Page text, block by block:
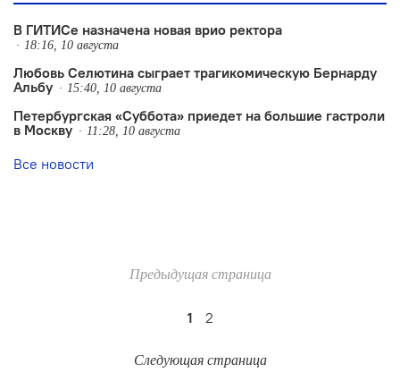
В ГИТИСе назначена новая врио ректора
18:16, 10 августа
Любовь Селютина сыграет трагикомическую Бернарду
Альбу
15:40, 10 августа
Петербургская «Суббота» приедет на большие гастроли
в Москву
11:28, 10 августа
Все новости
Предыдущая страница
1 2
Следующая страница